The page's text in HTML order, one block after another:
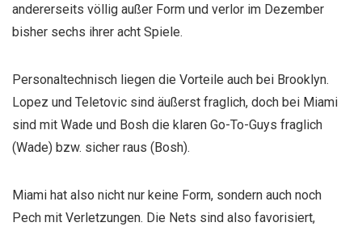
andererseits völlig außer Form und verlor im Dezember
bisher sechs ihrer acht Spiele.
Personaltechnisch liegen die Vorteile auch bei Brooklyn.
Lopez und Teletovic sind äußerst fraglich, doch bei Miami
sind mit Wade und Bosh die klaren Go-To-Guys fraglich
(Wade) bzw. sicher raus (Bosh).
Miami hat also nicht nur keine Form, sondern auch noch
Pech mit Verletzungen. Die Nets sind also favorisiert,